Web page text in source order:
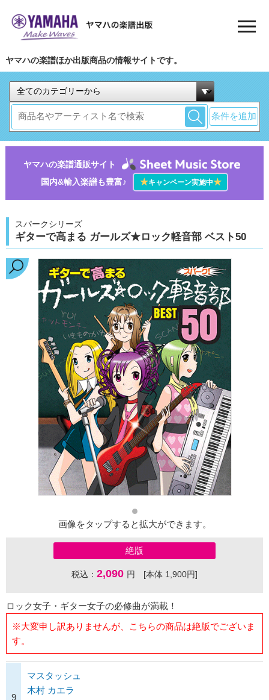
ヤマハの楽譜ほか出版商品の情報サイトです。
条件を追加
ヤマハの楽譜通販サイト
国内&輸入楽譜も豊富♪
★キャンペーン実施中★
スパークシリーズ
ギターで高まる ガールズ★ロック軽音部 ベスト50
画像をタップすると拡大ができます。
絶版
税込： 2,090 円 [本体 1,900円]
ロック女子・ギター女子の必修曲が満載！
※大変申し訳ありませんが、こちらの商品は絶版でございま
す。
9
マスタッシュ
木村 カエラ